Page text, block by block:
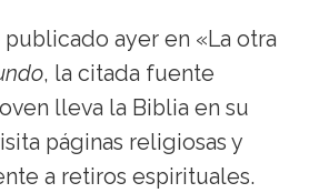
publicado ayer en «La otra
, la citada fuente
lleva la Biblia en su
páginas religiosas y
a retiros espirituales.